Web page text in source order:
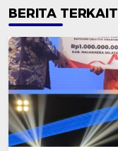
BERITA TERKAIT